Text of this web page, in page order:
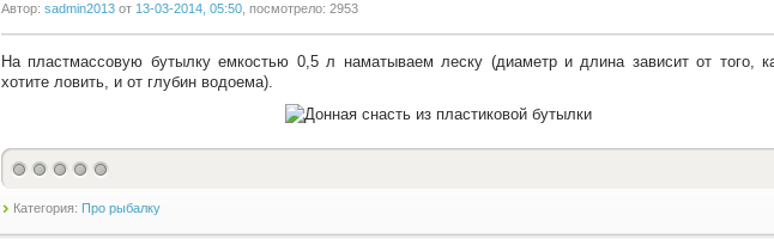
Автор: sadmin2013 от 13-03-2014, 05:50 , посмотрело: 2953
На пластмассовую бутылку емкостью 0,5 л наматываем леску (диаметр и длина зависит от того,
хотите ловить, и от глубин водоема).
Категория: Про рыбалку